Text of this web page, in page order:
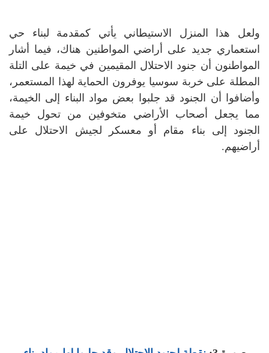
ولعل هذا المنزل الاستيطاني يأتي كمقدمة لبناء حي
استعماري جديد على أراضي المواطنين هناك، فيما أشار
المواطنون أن جنود الاحتلال المقيمين في خيمة على التلة
المطلة على خربة سوسيا يوفرون الحماية لهذا المستعمر،
وأضافوا أن الجنود قد جلبوا بعض مواد البناء إلى الخيمة،
مما يجعل أصحاب الأراضي متخوفين من تحول خيمة
الجنود إلى بناء مقام أو معسكر لجيش الاحتلال على
أراضيهم.